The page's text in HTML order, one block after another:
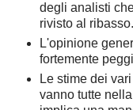
degli analisti
rivisto al ribasso.
L'opinione
fortemente
Le stime dei
vanno tutte